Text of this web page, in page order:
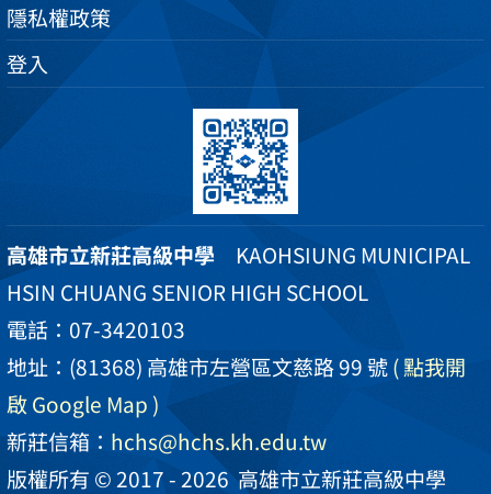
隱私權政策
登入
高雄市立新莊高級中學 KAOHSIUNG MUNICIPAL
HSIN CHUANG SENIOR HIGH SCHOOL
電話：07-3420103
地址：(81368) 高雄市左營區文慈路 99 號( 點我開
啟 Google Map )
新莊信箱： hchs@hchs.kh.edu.tw
版權所有 © 2017 - 2026高雄市立新莊高級中學